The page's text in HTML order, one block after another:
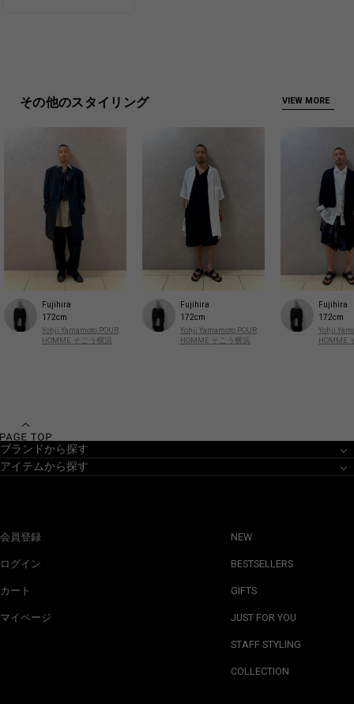
その他のスタイリング VIEW MORE
Fujihira
172cm
Yohji Yamamoto POUR
HOMME そごう横浜
Fujihira
172cm
Yohji Yamamoto POUR
HOMME そごう横浜
Fujihira
172cm
Yohji
HOMME
ブランドから探す
アイテムから探す
会員登録
ログイン
カート
マイページ
NEW
BESTSELLERS
GIFTS
JUST FOR YOU
STAFF STYLING
COLLECTION